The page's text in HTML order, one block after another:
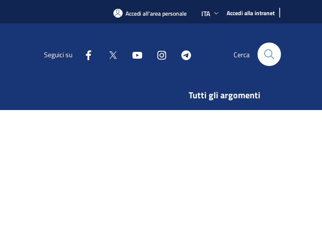
Accedi all'area personale ITA Accedi alla intranet |
Seguici su Cerca
Tutti gli argomenti